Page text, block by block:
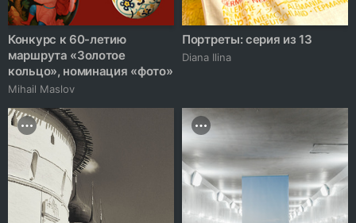
Конкурс к 60-летию
маршрута «Золотое
кольцо», номинация «фото»
Mihail Maslov
Портреты: серия из 13
Diana Ilina